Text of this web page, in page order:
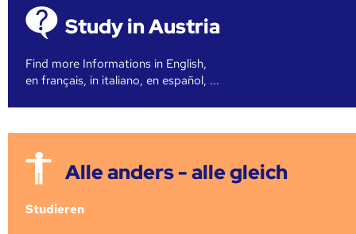
Study in Austria
Find more Informations in English,
en français, in italiano, en español, ...
Alle anders - alle gleich
Studieren